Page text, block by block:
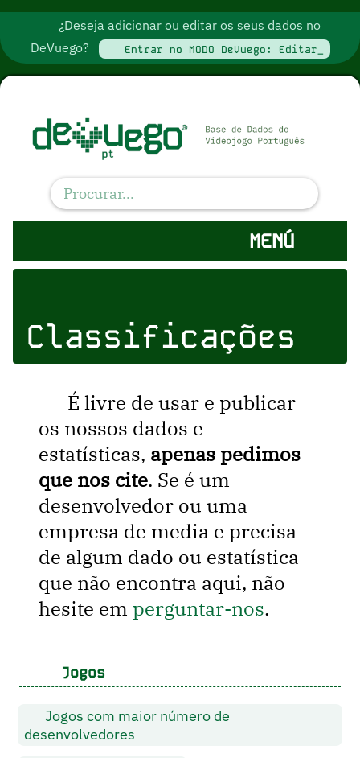
¿Deseja adicionar ou editar os seus dados no
DeVuego?
Entrar no MODO DeVuego: Editar_
MENÚ
Classificações
É livre de usar e publicar
os nossos dados e
estatísticas, apenas pedimos
que nos cite. Se é um
desenvolvedor ou uma
empresa de media e precisa
de algum dado ou estatística
que não encontra aqui, não
hesite em perguntar-nos.
Jogos
Jogos com maior número de
desenvolvedores